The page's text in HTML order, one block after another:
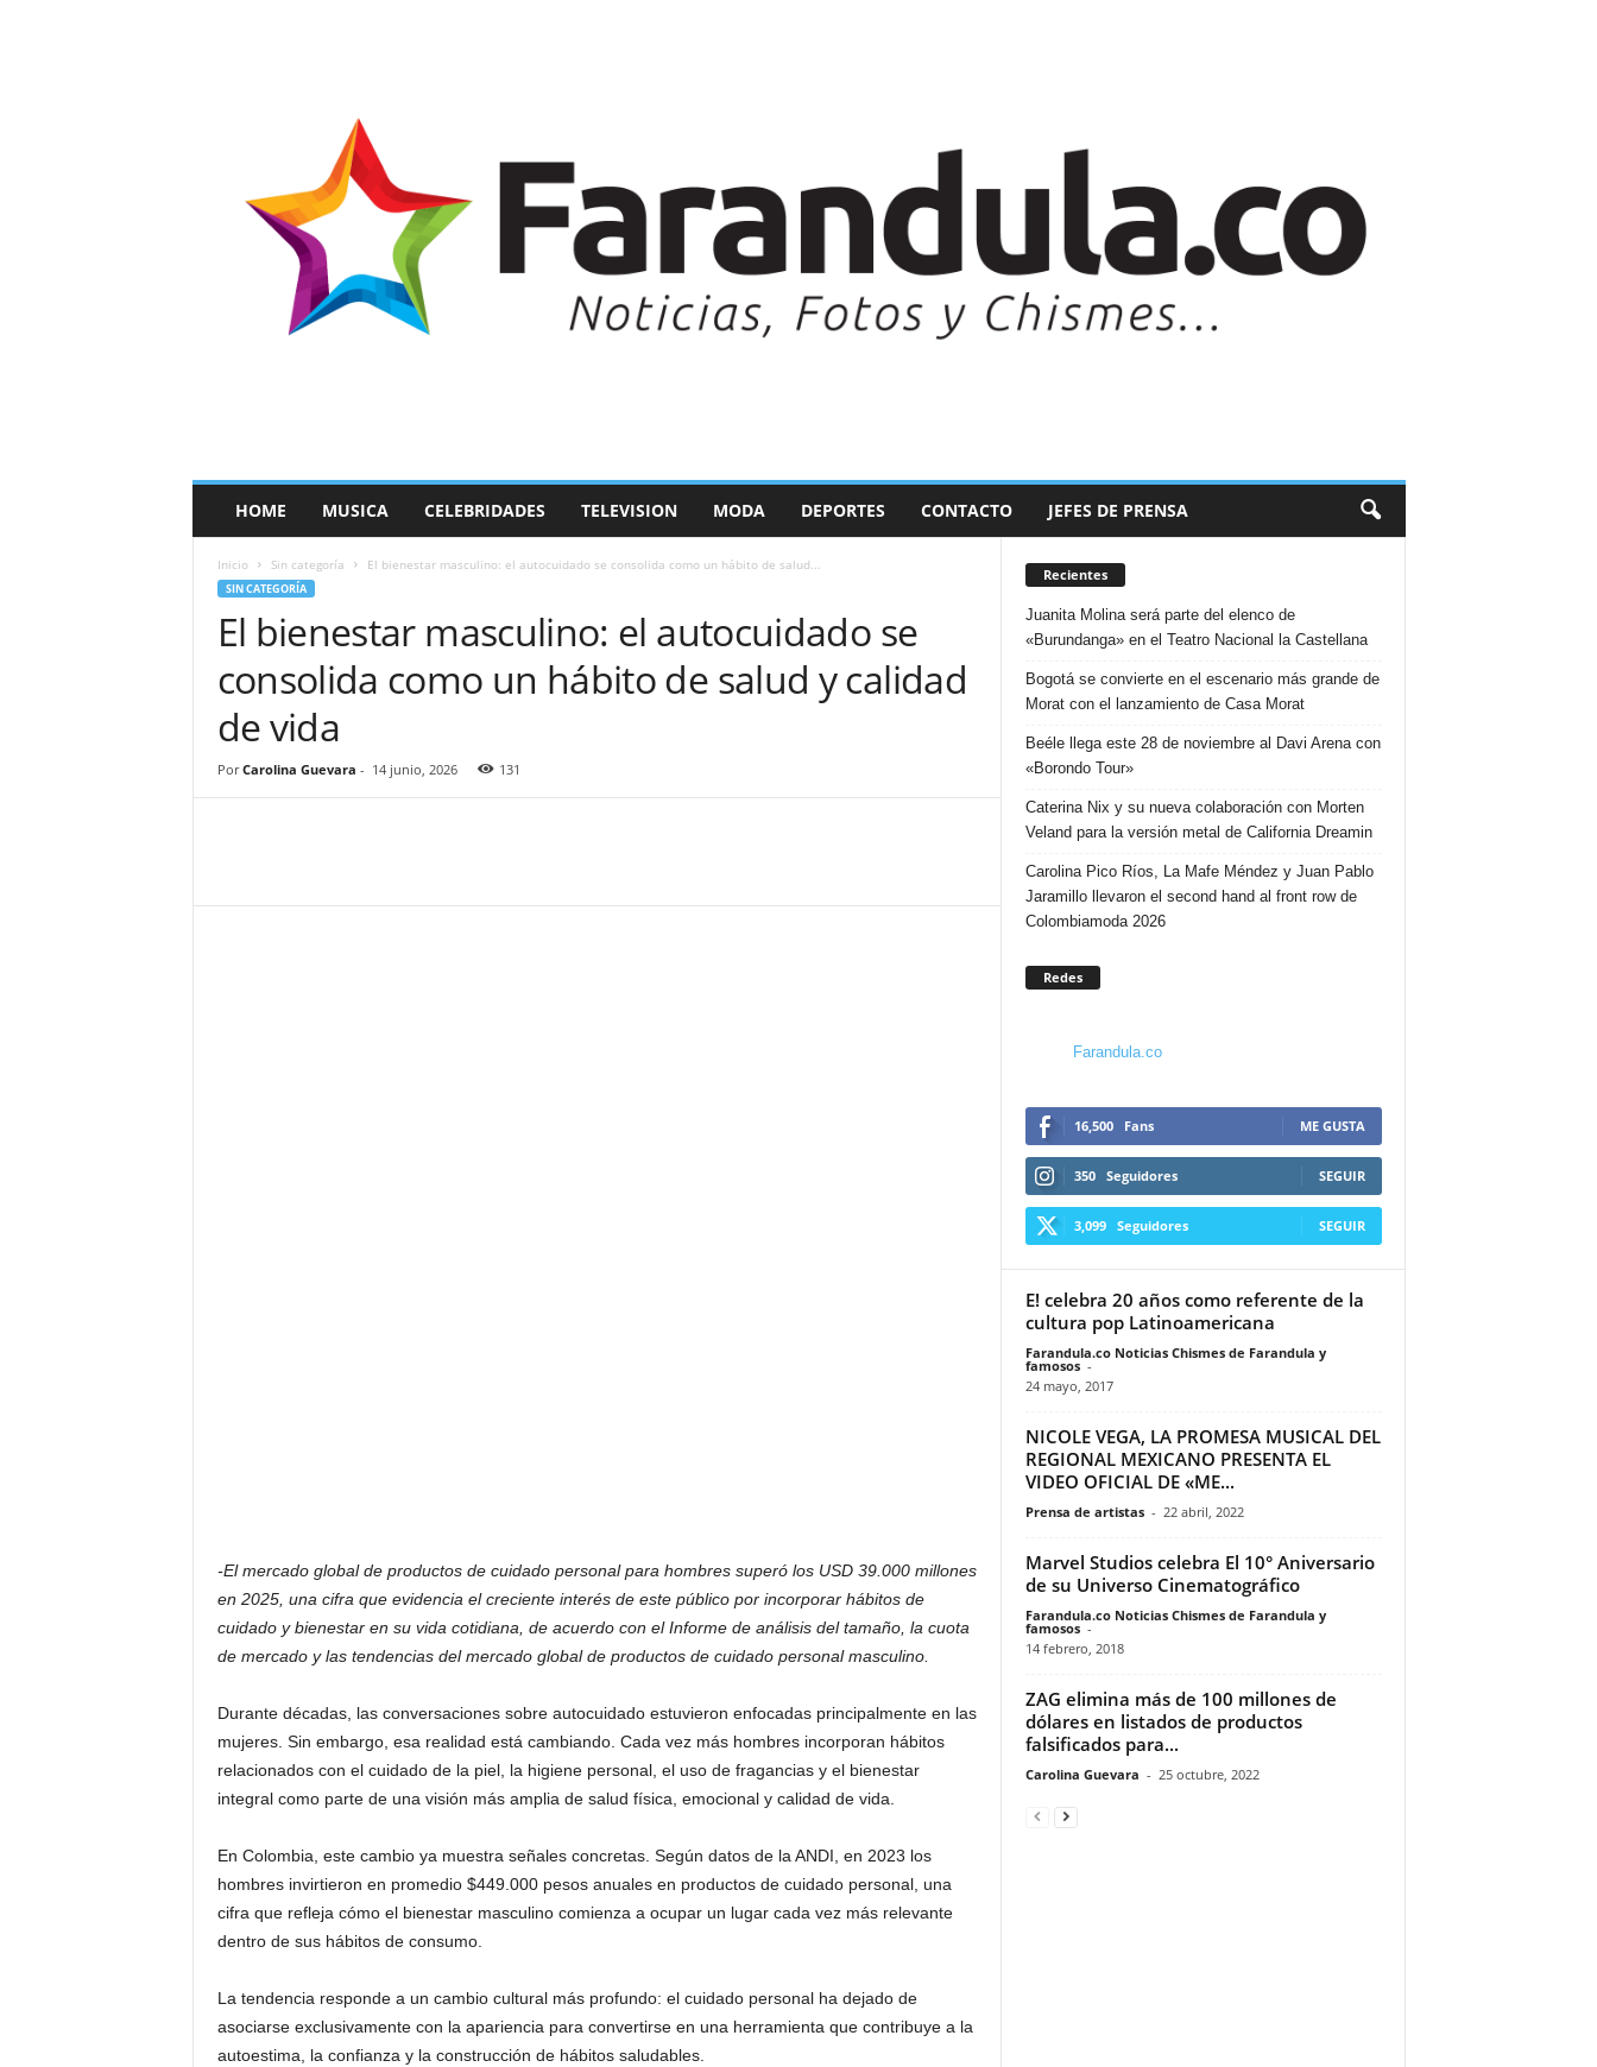
a
HOME MUSICA CELEBRIDADES TELEVISION MODA DEPORTES CONTACTO JEFES DE PRENSA
Inicio Sin categoría El bienestar masculino: el autocuidado se consolida como un hábito de salud...
SIN CATEGORÍA
El bienestar masculino: el autocuidado se
consolida como un hábito de salud y calidad
de vida
Por Carolina Guevara - 14 junio, 2026 131
-El mercado global de productos de cuidado personal para hombres superó los USD 39.000 millones
en 2025, una cifra que evidencia el creciente interés de este público por incorporar hábitos de
cuidado y bienestar en su vida cotidiana, de acuerdo con el Informe de análisis del tamaño, la cuota
de mercado y las tendencias del mercado global de productos de cuidado personal masculino.
Durante décadas, las conversaciones sobre autocuidado estuvieron enfocadas principalmente en las
mujeres. Sin embargo, esa realidad está cambiando. Cada vez más hombres incorporan hábitos
relacionados con el cuidado de la piel, la higiene personal, el uso de fragancias y el bienestar
integral como parte de una visión más amplia de salud física, emocional y calidad de vida.
En Colombia, este cambio ya muestra señales concretas. Según datos de la ANDI, en 2023 los
hombres invirtieron en promedio $449.000 pesos anuales en productos de cuidado personal, una
cifra que refleja cómo el bienestar masculino comienza a ocupar un lugar cada vez más relevante
dentro de sus hábitos de consumo.
La tendencia responde a un cambio cultural más profundo: el cuidado personal ha dejado de
asociarse exclusivamente con la apariencia para convertirse en una herramienta que contribuye a la
autoestima, la confianza y la construcción de hábitos saludables.
Recientes
Juanita Molina será parte del elenco de
«Burundanga» en el Teatro Nacional la Castellana
Bogotá se convierte en el escenario más grande de
Morat con el lanzamiento de Casa Morat
Beéle llega este 28 de noviembre al Davi Arena con
«Borondo Tour»
Caterina Nix y su nueva colaboración con Morten
Veland para la versión metal de California Dreamin
Carolina Pico Ríos, La Mafe Méndez y Juan Pablo
Jaramillo llevaron el second hand al front row de
Colombiamoda 2026
Redes
Farandula.co
16,500 Fans ME GUSTA
350 Seguidores SEGUIR
3,099 Seguidores SEGUIR
E! celebra 20 años como referente de la
cultura pop Latinoamericana
Farandula.co Noticias Chismes de Farandula y
famosos -
24 mayo, 2017
NICOLE VEGA, LA PROMESA MUSICAL DEL
REGIONAL MEXICANO PRESENTA EL
VIDEO OFICIAL DE «ME...
Prensa de artistas - 22 abril, 2022
Marvel Studios celebra El 10° Aniversario
de su Universo Cinematográfico
Farandula.co Noticias Chismes de Farandula y
famosos -
14 febrero, 2018
ZAG elimina más de 100 millones de
dólares en listados de productos
falsificados para...
Carolina Guevara - 25 octubre, 2022